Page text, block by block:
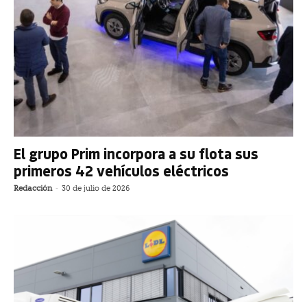
El grupo Prim incorpora a su flota sus
primeros 42 vehículos eléctricos
Redacción - 30 de julio de 2026